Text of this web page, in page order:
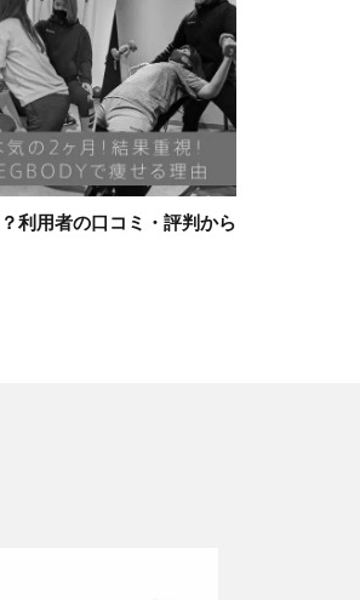
利用者の口コミ・評判から